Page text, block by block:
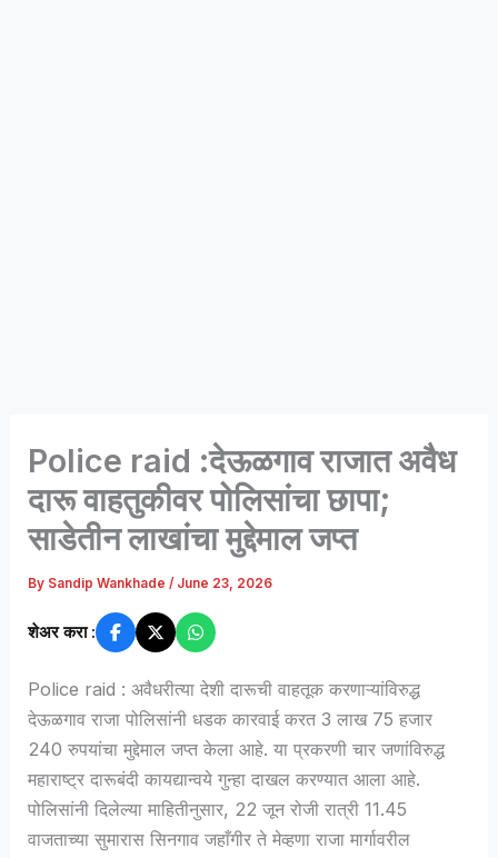
Police raid :देऊळगाव राजात अवैध
दारू वाहतुकीवर पोलिसांचा छापा;
साडेतीन लाखांचा मुद्देमाल जप्त
By Sandip Wankhade/ June 23, 2026
शेअर करा :
Police raid : अवैधरीत्या देशी दारूची वाहतूक करणाऱ्यांविरुद्ध
देऊळगाव राजा पोलिसांनी धडक कारवाई करत 3 लाख 75 हजार
240 रुपयांचा मुद्देमाल जप्त केला आहे. या प्रकरणी चार जणांविरुद्ध
महाराष्ट्र दारूबंदी कायद्यान्वये गुन्हा दाखल करण्यात आला आहे.
पोलिसांनी दिलेल्या माहितीनुसार, 22 जून रोजी रात्री 11.45
वाजताच्या सुमारास सिनगाव जहाँगीर ते मेव्हणा राजा मार्गावरील